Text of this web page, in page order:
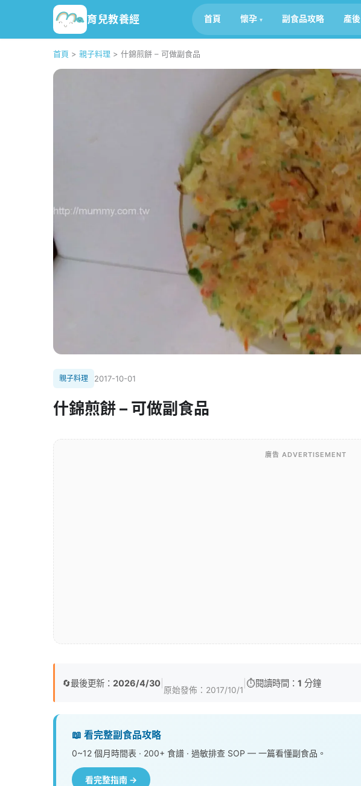
育兒教養經 首頁 懷孕 副食品攻略 產後
首頁 > 親子料理 > 什錦煎餅 – 可做副食品
親子料理 2017-10-01
什錦煎餅 – 可做副食品
廣告 ADVERTISEMENT
🔄最後更新： 2026/4/30
原始發佈： 2017/10/1
⏱️閱讀時間： 1 分鐘
📖 看完整副食品攻略
0~12 個月時間表 · 200+ 食譜 · 過敏排查 SOP — 一篇看懂副食品。
看完整指南 →